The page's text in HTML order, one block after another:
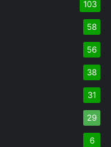
103
58
56
38
31
29
6